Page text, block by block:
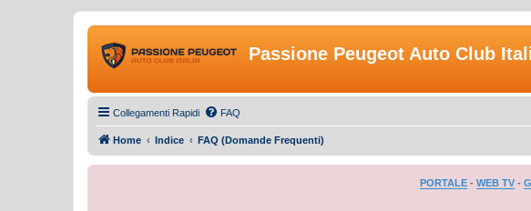
Passione Peugeot Auto Club
Collegamenti Rapidi FAQ
Home Indice FAQ (Domande Frequenti)
PORTALE - WEB TV -